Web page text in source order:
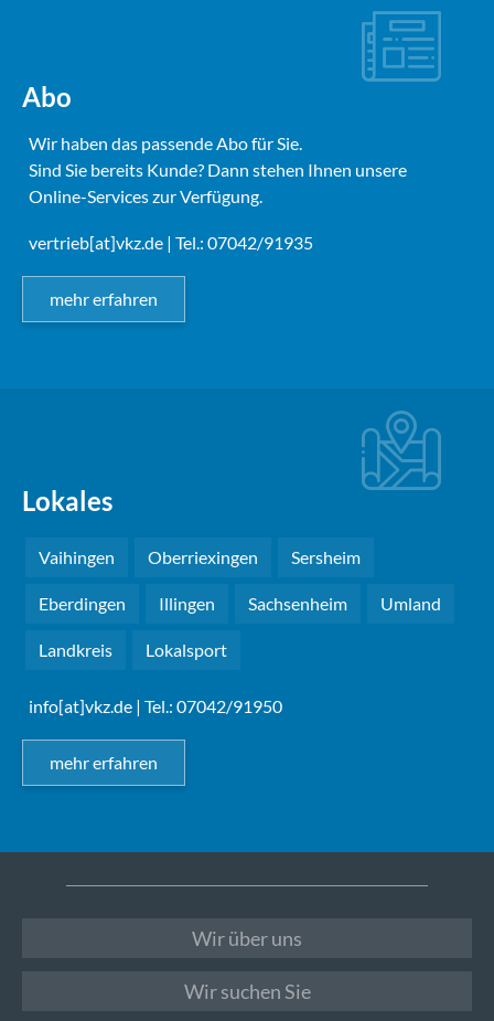
Abo
Wir haben das passende Abo für Sie.
Sind Sie bereits Kunde? Dann stehen Ihnen unsere
Online-Services zur Verfügung.
vertrieb[at]vkz.de | Tel.: 07042/91935
mehr erfahren
Lokales
Vaihingen Oberriexingen Sersheim
Eberdingen Illingen Sachsenheim Umland
Landkreis Lokalsport
info[at]vkz.de | Tel.: 07042/91950
mehr erfahren
Wir über uns
Wir suchen Sie